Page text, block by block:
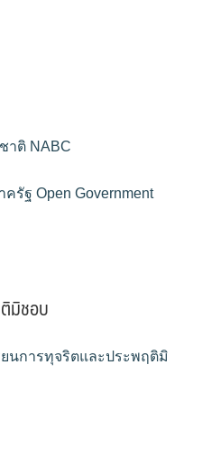
าติ NABC
รัฐ Open Government
มิชอบ
ยนการทุจริตและประพฤติมิ